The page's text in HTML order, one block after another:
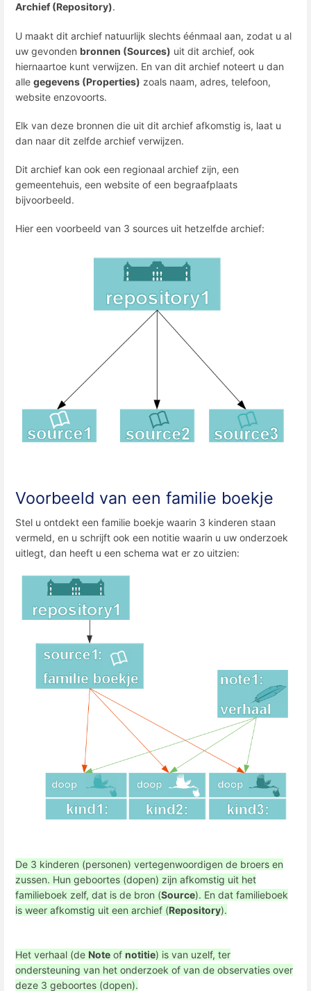
Archief (Repository).
U maakt dit archief natuurlijk slechts éénmaal aan, zodat u al
uw gevonden bronnen (Sources) uit dit archief, ook
hiernaartoe kunt verwijzen. En van dit archief noteert u dan
alle gegevens (Properties) zoals naam, adres, telefoon,
website enzovoorts.
Elk van deze bronnen die uit dit archief afkomstig is, laat u
dan naar dit zelfde archief verwijzen.
Dit archief kan ook een regionaal archief zijn, een
gemeentehuis, een website of een begraafplaats
bijvoorbeeld.
Hier een voorbeeld van 3 sources uit hetzelfde archief:
Voorbeeld van een familie boekje
Stel u ontdekt een familie boekje waarin 3 kinderen staan
vermeld, en u schrijft ook een notitie waarin u uw onderzoek
uitlegt, dan heeft u een schema wat er zo uitzien:
De 3 kinderen (personen) vertegenwoordigen de broers en
zussen. Hun geboortes (dopen) zijn afkomstig uit het
familieboek zelf, dat is de bron (Source). En dat familieboek
is weer afkomstig uit een archief (Repository).
Het verhaal (de Note of notitie) is van uzelf, ter
ondersteuning van het onderzoek of van de observaties over
deze 3 geboortes (dopen).